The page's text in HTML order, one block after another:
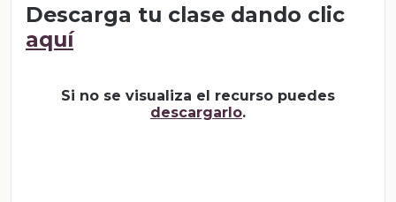
Descarga tu clase dando clic
aquí
Si no se visualiza el recurso puedes
descargarlo.